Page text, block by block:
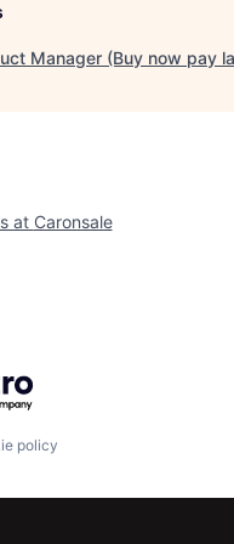
Manager (Buy now pay
at Caronsale
policy